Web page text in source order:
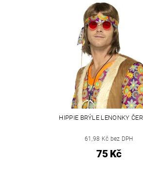
HIPPIE BRÝLE LENONKY
61,98 Kč bez DPH
75 Kč